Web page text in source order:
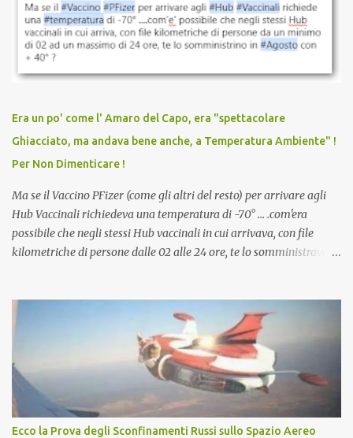
sconti, incentivi per vaccinarsi. Non avevamo mai visto
discriminazioni per coloro che non l’hanno fatto. Se non sei stato
vaccinato, nessuno aveva prima cercato di farti sentire una
persona cattiva. Non avevamo mai visto un vaccino che minacci le
vaccino usato per minacciare i mezzi di sussistenza, il lavoro o la
scuola. Non avevamo mai visto un vaccino che permettesse a un
dodicenne di ignorare il consenso dei genitori. Dopo tutti i vaccini
che abbiamo elencato sopra...
Era un po' come l' Amaro del Capo, era "spettacolare
Ghiacciato, ma andava bene anche, a Temperatura Ambiente" !
Per Non Dimenticare !
Ma se il Vaccino PFizer (come gli altri del resto) per arrivare agli
Hub Vaccinali richiedeva una temperatura di -70° ... .com'era
possibile che negli stessi Hub vaccinali in cui arrivava, con file
kilometriche di persone dalle 02 alle 24 ore, te lo somministravano
Vaccino come: l' Amaro del Capo, era "spettacolare Ghiacciato, ma
andava bene anche, a Temperatura Ambiente"! Riproponiamo
l'articolo per NON Dimenticare!
Ecco la Prova degli Sconfinamenti Russi sullo Spazio Aereo